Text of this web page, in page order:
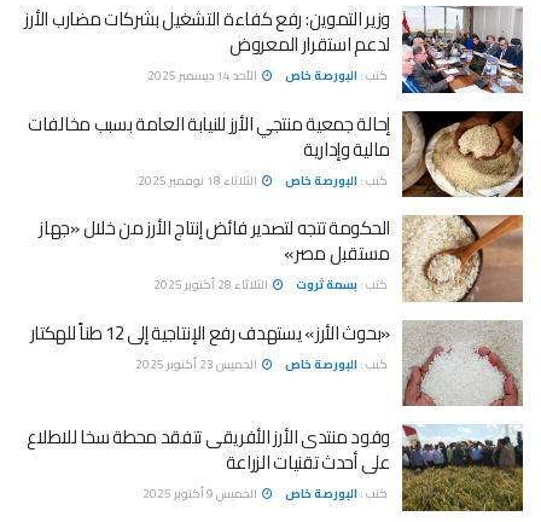
وزير التموين: رفع كفاءة التشغيل بشركات مضارب الأرز
لدعم استقرار المعروض
كتب : البورصة خاص الأحد 14 ديسمبر 2025
إحالة جمعية منتجي الأرز للنيابة العامة بسبب مخالفات
مالية وإدارية
كتب : البورصة خاص الثلاثاء 18 نوفمبر 2025
الحكومة تتجه لتصدير فائض إنتاج الأرز من خلال «جهاز
مستقبل مصر»
كتب : بسمة ثروت الثلاثاء 28 أكتوبر 2025
«بحوث الأرز» يستهدف رفع الإنتاجية إلى 12 طناً للهكتار
كتب : البورصة خاص الخميس 23 أكتوبر 2025
وفود منتدى الأرز الأفريقى تتفقد محطة سخا للاطلاع
على أحدث تقنيات الزراعة
كتب : البورصة خاص الخميس 9 أكتوبر 2025